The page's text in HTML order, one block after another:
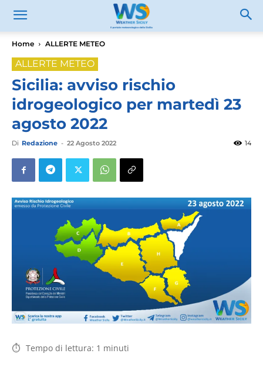
Home ALLERTE METEO
ALLERTE METEO
Sicilia: avviso rischio
idrogeologico per martedì 23
agosto 2022
Di Redazione - 22 Agosto 2022 14
Tempo di lettura: 1 minuti